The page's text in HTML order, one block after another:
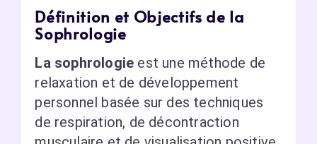
Définition et Objectifs de la
Sophrologie
La sophrologie est une méthode de
relaxation et de développement
personnel basée sur des techniques
de respiration, de décontraction